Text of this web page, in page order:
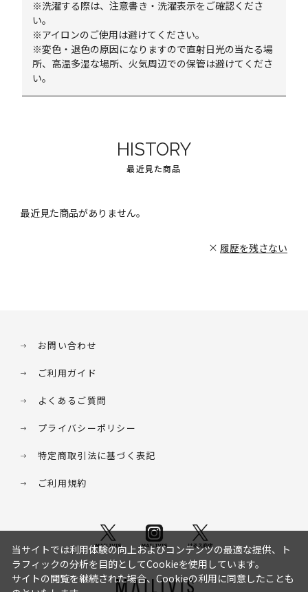
※洗濯する際は、注意書き・洗濯表示をご確認くださ
い。
※アイロンのご使用は避けてください。
※変色・退色の原因になりますので直射日光の当たる場
所、高温多湿な場所、火気周辺での保管は避けてくださ
い。
HISTORY
最近見た商品
最近見た商品がありません。
履歴を残さない
お問い合わせ
ご利用ガイド
よくあるご質問
プライバシーポリシー
特定商取引法に基づく表記
ご利用規約
当サイトでは利用体験の向上およびコンテンツの最適な提供、ト
ラフィックの分析を目的としてCookieを使用しています。
サイトの閲覧を継続された場合、Cookieの利用に同意したことも